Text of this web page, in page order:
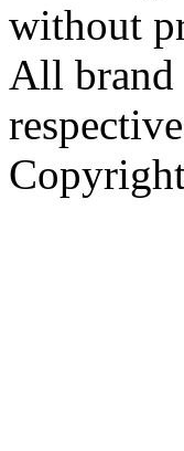
without
All brand